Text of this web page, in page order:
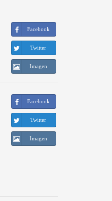
Facebook
Twitter
Imagen
Facebook
Twitter
Imagen